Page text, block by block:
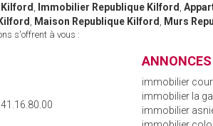
Immobilier Republique Kilford
Maison Republique Kilford Murs
s'offrent à vous :
immobilier
immobilier la
immobilier